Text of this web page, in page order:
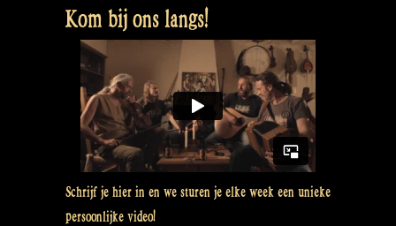
gekozen
worden
op
de
productpagina
Kom bij ons langs!
Schrijf je hier in en we sturen je elke week een unieke
persoonlijke video!